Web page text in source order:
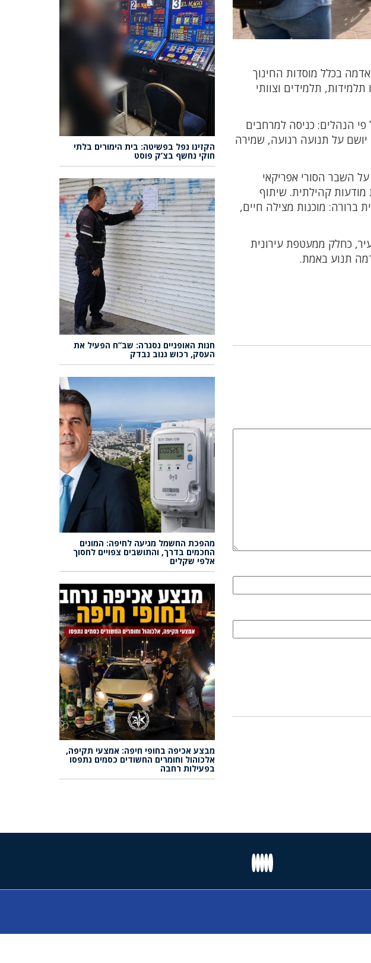
לרעידות אדמה בכלל מוסדות החינוך
תלמידים וצוותי
הנהלים: כניסה למרחבים
יושם על תנועה רגועה, שמירה
השבר הסורי אפריקאי
קהילתית. שיתוף
ברורה: מוכנות מצילה חיים,
כחלק ממעטפת עירונית
תנוע באמת.
הקזינו נפל בפשיטה: בית הימורים בלתי
חוקי נחשף בצ’ק פוסט
חנות האופניים נסגרה: שב”ח הפעיל את
העסק, רכוש גנוב נבדק
מהפכת החשמל מגיעה לחיפה: המונים
החכמים בדרך, והתושבים צפויים לחסוך
אלפי שקלים
מבצע אכיפה בחופי חיפה: אמצעי תקיפה,
אלכוהול וחומרים החשודים כסמים נתפסו
בפעילות רחבה